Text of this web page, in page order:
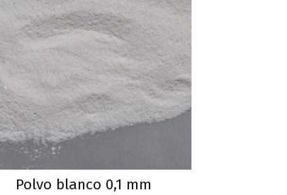
Polvo blanco 0,1 mm